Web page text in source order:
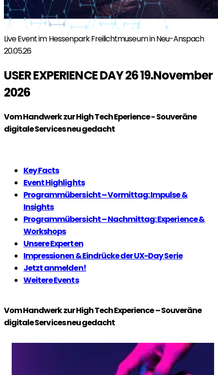
Live Event im Hessenpark Freilichtmuseum in Neu-Anspach
20.05.26
USER EXPERIENCE DAY 26 19.November
2026
Vom Handwerk zur High Tech Eperience - Souveräne
digitale Services neu gedacht
Key Facts
Event Highlights
Programmübersicht – Vormittag: Impulse &
Insights
Programmübersicht – Nachmittag: Experience &
Workshops
Unsere Experten
Impressionen & Eindrücke der UX-Day Serie
Jetzt anmelden!
Weitere Events
Vom Handwerk zur High Tech Experience – Souveräne
digitale Services neu gedacht